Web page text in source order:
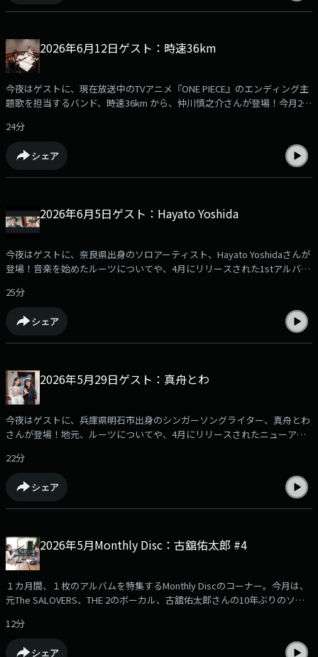
2026年6月12日ゲスト：時速36km
今夜はゲストに、現在放送中のTVアニメ『ONE PIECE』のエンディング主
題歌を担当するバンド、時速36km から、仲川慎之介さんが登場！今月24
て伺いました！ぜひお聞きください！
24分
シェア
2026年6月5日ゲスト：Hayato Yoshida
今夜はゲストに、奈良県出身のソロアーティスト、Hayato Yoshidaさんが
登場！音楽を始めたルーツについてや、4月にリリースされた1stアルバム
25分
シェア
2026年5月29日ゲスト：真舟とわ
今夜はゲストに、兵庫県明石市出身のシンガーソングライター、真舟とわ
さんが登場！地元、ルーツについてや、4月にリリースされたニューアル
22分
シェア
2026年5月Monthly Disc：古舘佑太郎 #4
１カ月間、１枚のアルバムを特集するMonthly Discのコーナー。今月は、
元The SALOVERS、THE 2のボーカル、古舘佑太郎さんの10年ぶりのソロ
12分
シェア